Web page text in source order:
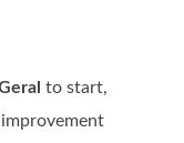
to start,